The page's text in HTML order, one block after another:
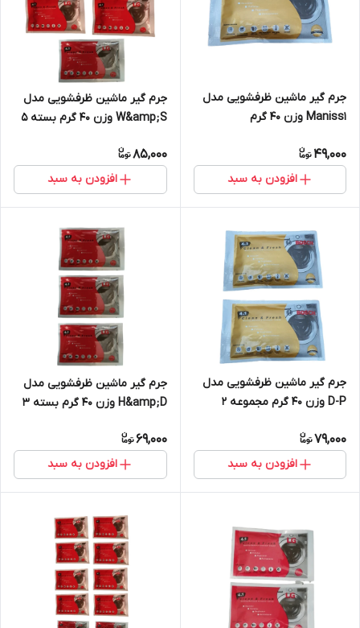
جرم گیر ماشین ظرفشویی مدل
Maniss1 وزن 40 گرم
49,000
افزودن به سبد
جرم گیر ماشین ظرفشویی مدل
W&amp;S وزن 40 گرم بسته 5
85,000
افزودن به سبد
جرم گیر ماشین ظرفشویی مدل
D-P وزن 40 گرم مجموعه 2
79,000
افزودن به سبد
جرم گیر ماشین ظرفشویی مدل
H&amp;D وزن 40 گرم بسته 3
69,000
افزودن به سبد